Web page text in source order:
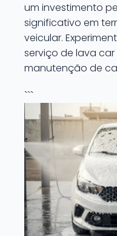
um investimento
significativo em
veicular.
serviço de lava
manutenção de
```